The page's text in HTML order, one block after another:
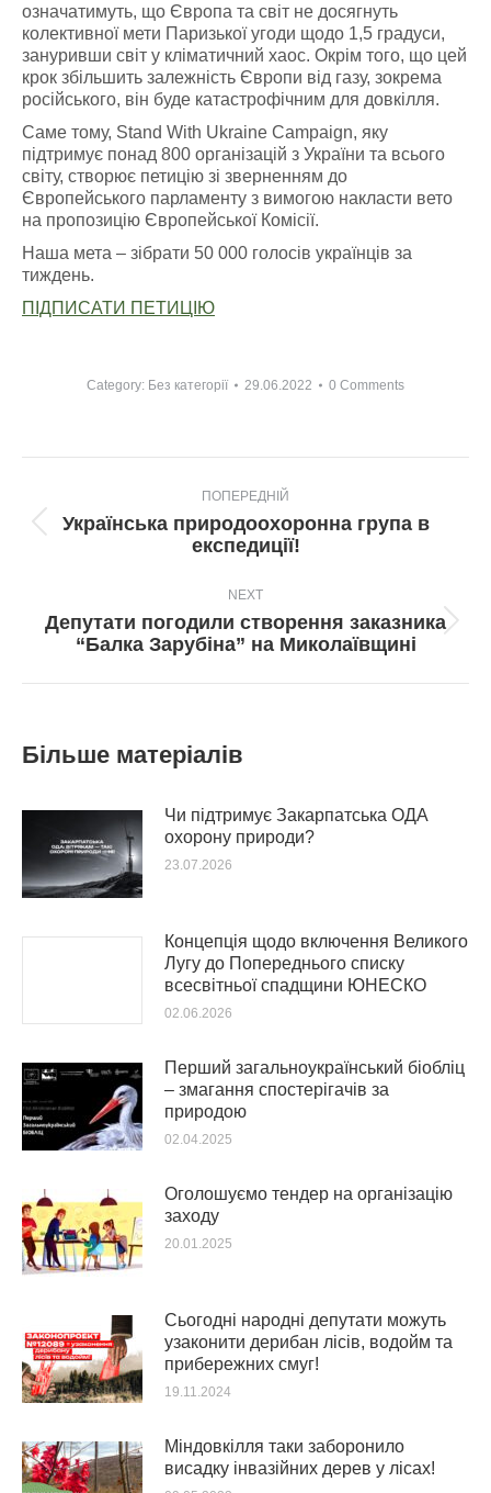
означатимуть, що Європа та світ не досягнуть
колективної мети Паризької угоди щодо 1,5 градуси,
зануривши світ у кліматичний хаос. Окрім того, що цей
крок збільшить залежність Європи від газу, зокрема
російського, він буде катастрофічним для довкілля.
Саме тому, Stand With Ukraine Campaign, яку
підтримує понад 800 організацій з України та всього
світу, створює петицію зі зверненням до
Європейського парламенту з вимогою накласти вето
на пропозицію Європейської Комісії.
Наша мета – зібрати 50 000 голосів українців за
тиждень.
ПІДПИСАТИ ПЕТИЦІЮ
Category: Без категорії 29.06.2022 0 Comments
navigation
ПОПЕРЕДНІЙ
Попередній
пост:
Українська природоохоронна група в
експедиції!
NEXT
Next
post:
Депутати погодили створення заказника
“Балка Зарубіна” на Миколаївщині
Більше матеріалів
Чи підтримує Закарпатська ОДА
охорону природи?
23.07.2026
Концепція щодо включення Великого
Лугу до Попереднього списку
всесвітньої спадщини ЮНЕСКО
02.06.2026
Перший загальноукраїнський біобліц
– змагання спостерігачів за
природою
02.04.2025
Оголошуємо тендер на організацію
заходу
20.01.2025
Сьогодні народні депутати можуть
узаконити дерибан лісів, водойм та
прибережних смуг!
19.11.2024
Міндовкілля таки заборонило
висадку інвазійних дерев у лісах!